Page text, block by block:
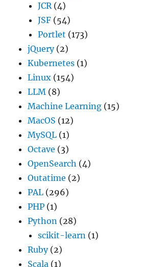
JCR(4)
JSF (54)
Portlet (173)
jQuery(2)
Kubernetes (1)
Linux (154)
LLM (8)
Machine Learning (15)
MacOS (12)
MySQL (1)
Octave (3)
OpenSearch (4)
Outatime (2)
PAL (296)
PHP (1)
Python (28)
scikit-learn (1)
Ruby(2)
Scala (1)